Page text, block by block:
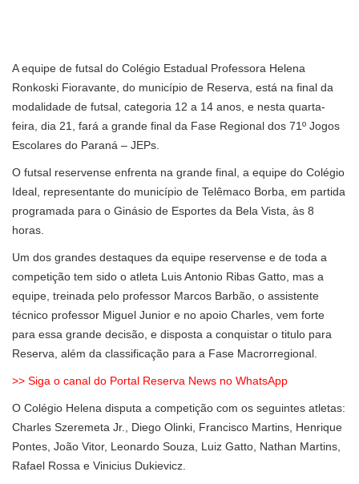
A equipe de futsal do Colégio Estadual Professora Helena
Ronkoski Fioravante, do município de Reserva, está na final da
modalidade de futsal, categoria 12 a 14 anos, e nesta quarta-
feira, dia 21, fará a grande final da Fase Regional dos 71º Jogos
Escolares do Paraná – JEPs.
O futsal reservense enfrenta na grande final, a equipe do Colégio
Ideal, representante do município de Telêmaco Borba, em partida
programada para o Ginásio de Esportes da Bela Vista, às 8
horas.
Um dos grandes destaques da equipe reservense e de toda a
competição tem sido o atleta Luis Antonio Ribas Gatto, mas a
equipe, treinada pelo professor Marcos Barbão, o assistente
técnico professor Miguel Junior e no apoio Charles, vem forte
para essa grande decisão, e disposta a conquistar o titulo para
Reserva, além da classificação para a Fase Macrorregional.
>> Siga o canal do Portal Reserva News no WhatsApp
O Colégio Helena disputa a competição com os seguintes atletas:
Charles Szeremeta Jr., Diego Olinki, Francisco Martins, Henrique
Pontes, João Vitor, Leonardo Souza, Luiz Gatto, Nathan Martins,
Rafael Rossa e Vinicius Dukievicz.